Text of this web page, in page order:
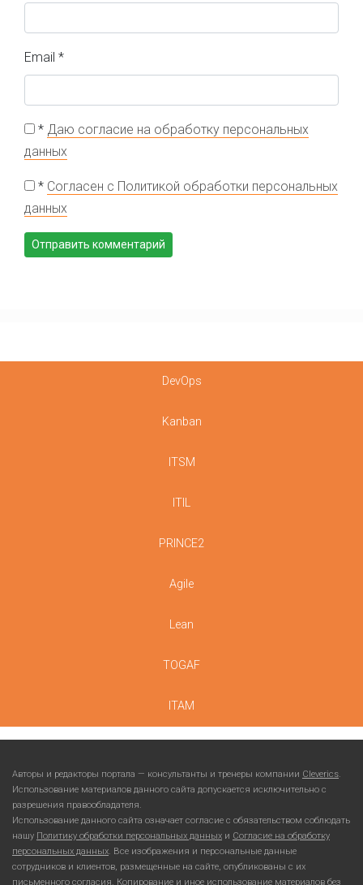
Email *
* Даю согласие на обработку персональных
данных
* Согласен с Политикой обработки персональных
данных
DevOps
Kanban
ITSM
ITIL
PRINCE2
Agile
Lean
TOGAF
ITAM
Авторы и редакторы портала — консультанты и тренеры компании Cleverics.
Использование материалов данного сайта допускается исключительно с
разрешения правообладателя.
Использование данного сайта означает согласие с обязательством соблюдать
нашу Политику обработки персональных данных и Согласие на обработку
персональных данных. Все изображения и персональные данные
сотрудников и клиентов, размещенные на сайте, опубликованы с их
письменного согласия. Копирование и иное использование материалов без